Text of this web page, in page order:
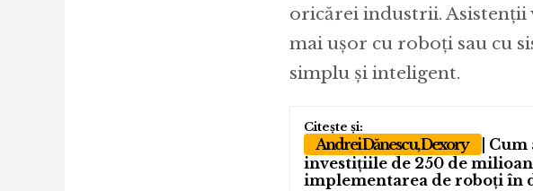
oricărei industrii. Asistenţii
mai uşor cu roboți sau cu
simplu şi inteligent.
Andrei Dănescu, Dexory
|
investițiile de 250 de
implementarea de roboți în